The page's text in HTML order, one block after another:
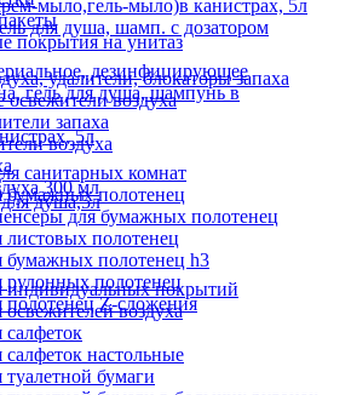
покрытия на унитаз
мыло,гель-мыло)в канистрах, 5л
для душа, шамп. с дозатором
дезинфицирующее
гель для душа, шампунь в
5л
душа,5л
удалители, блокаторы запаха
освежители воздуха
запаха
воздуха
300 мл
санитарных комнат
бумажных полотенец
для бумажных полотенец
полотенец
бумажных полотенец h3
полотенец
Z-сложения
индивидуальных покрытий
воздуха
настольные
бумаги